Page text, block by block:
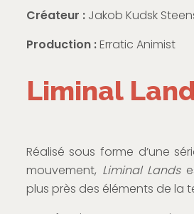
Créateur : Jakob Kudsk
Production :Erratic Animist
Liminal
Réalisé sous forme d’une
mouvement, Liminal Lands
plus près des éléments de la